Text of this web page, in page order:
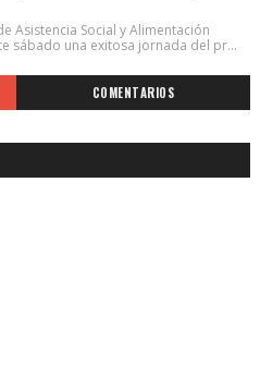
Asistencia Social y Alimentación
sábado una exitosa jornada del pr...
COMENTARIOS